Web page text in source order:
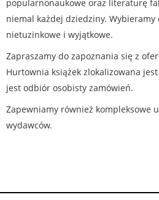
popularnonaukowe oraz literaturę
niemal każdej dziedziny. Wybieramy
nietuzinkowe i wyjątkowe.
Zapraszamy do zapoznania się z
Hurtownia książek zlokalizowana
jest odbiór osobisty zamówień.
Zapewniamy również kompleksowe
wydawców.